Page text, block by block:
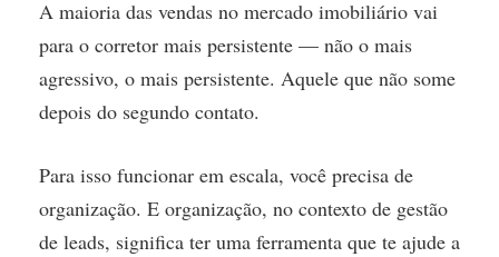
A maioria das vendas no mercado imobiliário vai
para o corretor mais persistente — não o mais
agressivo, o mais persistente. Aquele que não some
depois do segundo contato.
Para isso funcionar em escala, você precisa de
organização. E organização, no contexto de gestão
de leads, significa ter uma ferramenta que te ajude a